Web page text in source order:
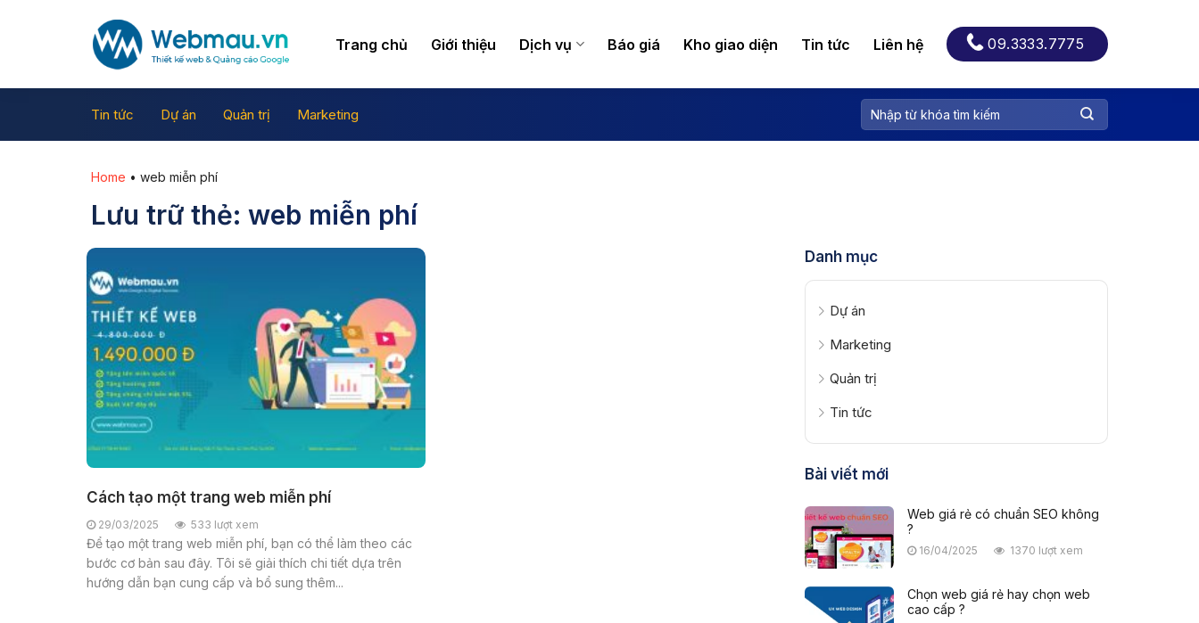
Trang chủ Giới thiệu Dịch vụ Báo giá Kho giao diện Tin tức Liên hệ 09.3333.7775
Tin tức Dự án Quản trị Marketing
Home • web miễn phí
Lưu trữ thẻ: web miễn phí
Cách tạo một trang web miễn phí
29/03/2025 533 lượt xem
Để tạo một trang web miễn phí, bạn có thể làm theo các
bước cơ bản sau đây. Tôi sẽ giải thích chi tiết dựa trên
hướng dẫn bạn cung cấp và bổ sung thêm...
Danh mục
Dự án
Marketing
Quản trị
Tin tức
Bài viết mới
Web giá rẻ có chuẩn SEO không
?
16/04/2025 1370 lượt xem
Chọn web giá rẻ hay chọn web
cao cấp ?